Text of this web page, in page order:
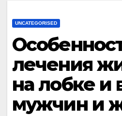
UNCATEGORISED
лечения
на лобке и
мужчин и